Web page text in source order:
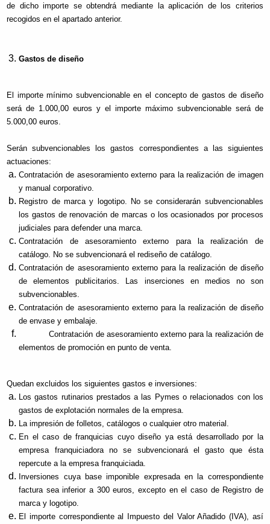
de dicho importe se obtendrá mediante la aplicación de los criterios
recogidos en el apartado anterior.
Gastos de diseño
El importe mínimo subvencionable en el concepto de gastos de diseño
será de 1.000,00 euros y el importe máximo subvencionable será de
5.000,00 euros.
Serán subvencionables los gastos correspondientes a las siguientes
actuaciones:
Contratación de asesoramiento externo para la realización de imagen
y manual corporativo.
Registro de marca y logotipo. No se considerarán subvencionables
los gastos de renovación de marcas o los ocasionados por procesos
judiciales para defender una marca.
Contratación de asesoramiento externo para la realización de
catálogo. No se subvencionará el rediseño de catálogo.
Contratación de asesoramiento externo para la realización de diseño
de elementos publicitarios. Las inserciones en medios no son
subvencionables.
Contratación de asesoramiento externo para la realización de diseño
de envase y embalaje.
Contratación de asesoramiento externo para la realización de
elementos de promoción en punto de venta.
Quedan excluidos los siguientes gastos e inversiones:
Los gastos rutinarios prestados a las Pymes o relacionados con los
gastos de explotación normales de la empresa.
La impresión de folletos, catálogos o cualquier otro material.
En el caso de franquicias cuyo diseño ya está desarrollado por la
empresa franquiciadora no se subvencionará el gasto que ésta
repercute a la empresa franquiciada.
Inversiones cuya base imponible expresada en la correspondiente
factura sea inferior a 300 euros, excepto en el caso de Registro de
marca y logotipo.
El importe correspondiente al Impuesto del Valor Añadido (IVA), así